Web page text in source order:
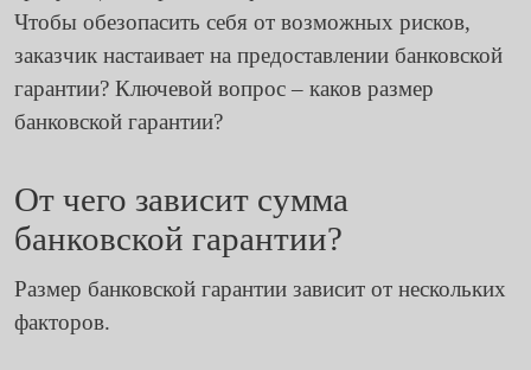
Чтобы обезопасить себя от возможных рисков,
заказчик настаивает на предоставлении банковской
гарантии? Ключевой вопрос – каков размер
банковской гарантии?
От чего зависит сумма
банковской гарантии?
Размер банковской гарантии зависит от нескольких
факторов.